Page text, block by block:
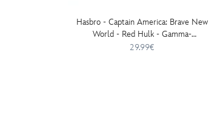
Hasbro - Captain America: Brave New
World - Red Hulk - Gamma-
Schmetterfäuste
29.99€